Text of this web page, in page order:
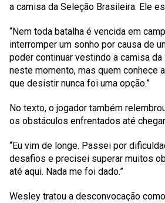
a camisa da Seleção Brasileira. Ele
“Nem toda batalha é vencida em
interromper um sonho por causa de
poder continuar vestindo a camisa
neste momento, mas quem conhece
que desistir nunca foi uma opção.”
No texto, o jogador também
os obstáculos enfrentados até
“Eu vim de longe. Passei por
desafios e precisei superar muitos
até aqui. Nada me foi dado.”
Wesley tratou a desconvocação